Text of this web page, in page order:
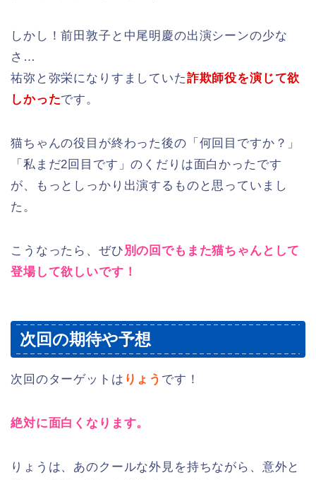
しかし！前田敦子と中尾明慶の出演シーンの少な
さ…
祐弥と弥栄になりすましていた詐欺師役を演じて欲
しかったです。
猫ちゃんの役目が終わった後の「何回目ですか？」
「私まだ2回目です」のくだりは面白かったです
が、もっとしっかり出演するものと思っていまし
た。
こうなったら、ぜひ 別の回でもまた猫ちゃんとして
登場して欲しいです！
次回の期待や予想
次回のターゲットは りょう です！
絶対に面白くなります。
りょうは、あのクールな外見を持ちながら、意外と